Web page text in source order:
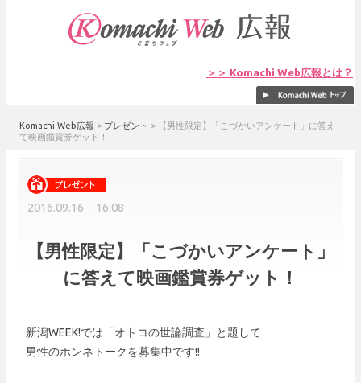
＞＞ Komachi Web広報とは？
Komachi Web広報 > プレゼント >
【男性限定】「こづかいアンケート」に答え
て映画鑑賞券ゲット！
2016.09.16 16:08
【男性限定】「こづかいアンケート」
に答えて映画鑑賞券ゲット！
新潟WEEK!では「オトコの世論調査」と題して
男性のホンネトークを募集中です!!